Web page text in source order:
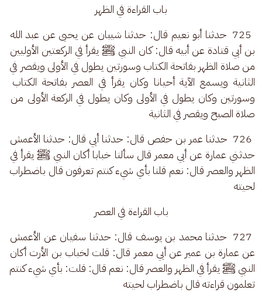
باب القراءة في الظهر
725  حدثنا أبو نعيم قال: حدثنا شيبان عن يحيى عن عبد الله
بن أبي قتادة عن أبيه قال: كان النبي ﷺ يقرأ في الركعتين الأوليين
من صلاة الظهر بفاتحة الكتاب وسورتين يطول في الأولى ويقصر في
الثانية ويسمع الآية أحيانا وكان يقرأ في العصر بفاتحة الكتاب
وسورتين وكان يطول في الأولى وكان يطول في الركعة الأولى من
صلاة الصبح ويقصر في الثانية
726  حدثنا عمر بن حفص قال: حدثنا أبي قال: حدثنا الأعمش
حدثني عمارة عن أبي معمر قال سألنا خبابا أكان النبي ﷺ يقرأ في
الظهر والعصر قال: نعم قلنا بأي شيء كنتم تعرفون قال باضطراب
لحيته
باب القراءة في العصر
727  حدثنا محمد بن يوسف قال: حدثنا سفيان عن الأعمش
عن عمارة بن عمير عن أبي معمر قال: قلت لخباب بن الأرت أكان
النبي ﷺ يقرأ في الظهر والعصر قال: نعم قال: قلت: بأي شيء كنتم
تعلمون قراءته قال باضطراب لحيته